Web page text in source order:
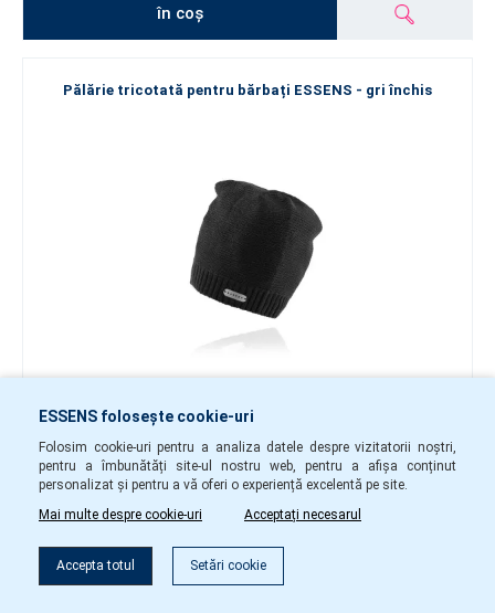
în coș
Pălărie tricotată pentru bărbați ESSENS - gri închis
cap03 În stoc
ESSENS folosește cookie-uri
Folosim cookie-uri pentru a analiza datele despre vizitatorii noștri,
pentru a îmbunătăți site-ul nostru web, pentru a afișa conținut
personalizat și pentru a vă oferi o experiență excelentă pe site.
Mai multe despre cookie-uri
Acceptați necesarul
Accepta totul Setări cookie